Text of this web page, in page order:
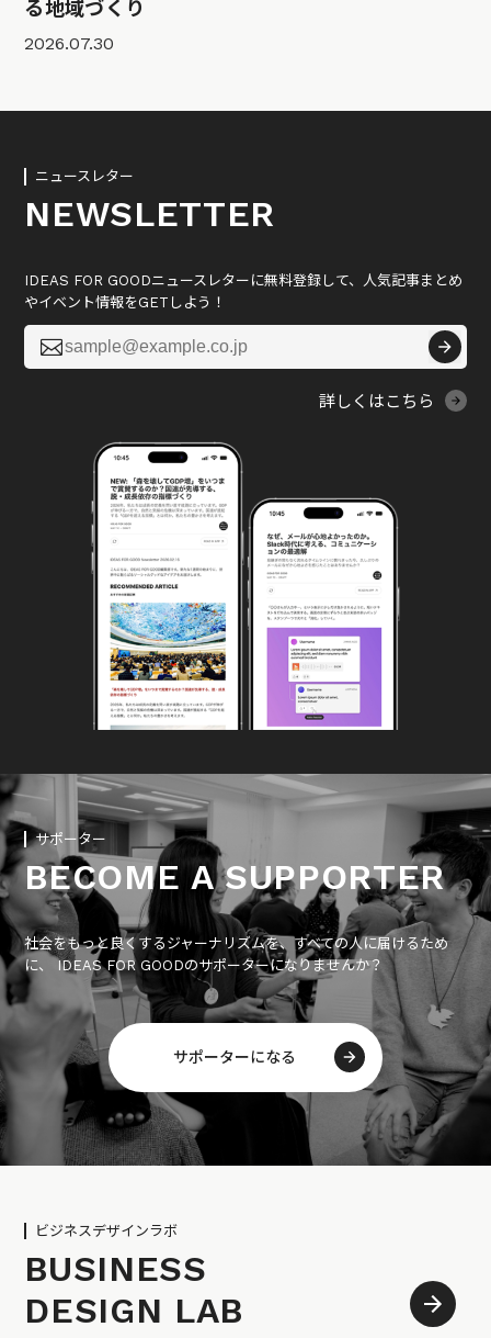
る地域づくり
2026.07.30
ニュースレター
NEWSLETTER
IDEAS FOR GOODニュースレターに無料登録して、人気記事まとめ
やイベント情報をGETしよう！

詳しくはこちら
サポーター
BECOME A SUPPORTER
社会をもっと良くするジャーナリズムを、すべての人に届けるため
に、 IDEAS FOR GOODのサポーターになりませんか？
サポーターになる
ビジネスデザインラボ
BUSINESS
DESIGN LAB